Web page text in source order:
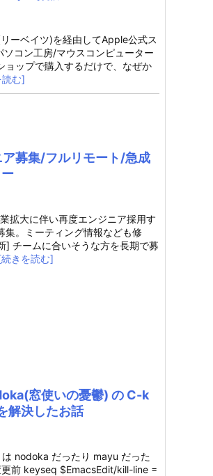
ーベイツ)を経由してApple公式ス
ソコン工房/マウスコンピューター
ョップで購入するだけで、なぜか
む]
募集/フルリモート/急成
拡大に伴い再度エンジニア採用す
集。ミーティング情報なども修
チームに合いそうな方を長期で募
きを読む]
窓使いの憂鬱) の C-k
解決したお話
nodoka だったり mayu だった
更前 keyseq $EmacsEdit/kill-line =